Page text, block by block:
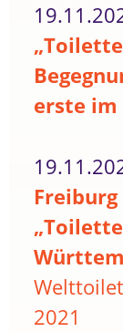
erste im
2021